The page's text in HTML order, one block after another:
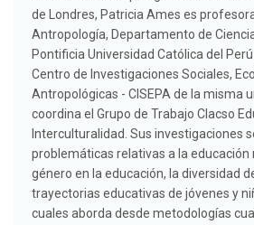
de Londres, Patricia Ames es
Antropología, Departamento de
Pontificia Universidad Católica del
Centro de Investigaciones Sociales,
Antropológicas - CISEPA de la misma
coordina el Grupo de Trabajo Clacso
Interculturalidad. Sus investigaciones
problemáticas relativas a la educación
género en la educación, la diversidad
trayectorias educativas de jóvenes y
cuales aborda desde metodologías